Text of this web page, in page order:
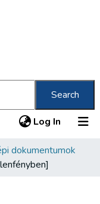
Search
Log In (current)
dokumentumok